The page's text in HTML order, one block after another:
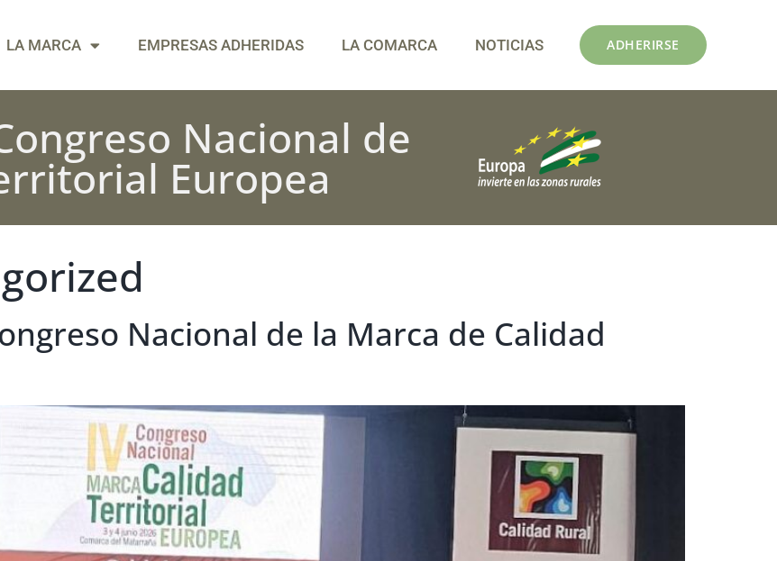
LA MARCA EMPRESAS ADHERIDAS LA COMARCA NOTICIAS ADHERIRSE
Nacional de
Europea
Nacional de la Marca de Calidad